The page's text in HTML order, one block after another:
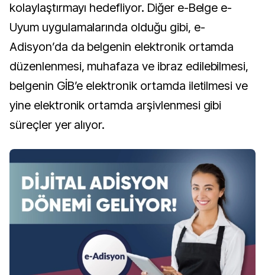
kolaylaştırmayı hedefliyor. Diğer e-Belge e-
Uyum uygulamalarında olduğu gibi, e-
Adisyon’da da belgenin elektronik ortamda
düzenlenmesi, muhafaza ve ibraz edilebilmesi,
belgenin GİB’e elektronik ortamda iletilmesi ve
yine elektronik ortamda arşivlenmesi gibi
süreçler yer alıyor.